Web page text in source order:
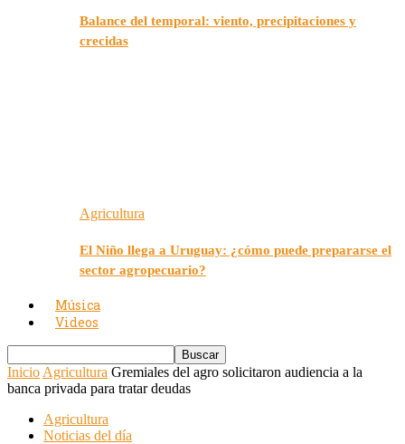
Balance del temporal: viento, precipitaciones y
crecidas
Agricultura
El Niño llega a Uruguay: ¿cómo puede prepararse el
sector agropecuario?
Música
Videos
Inicio Agricultura Gremiales del agro solicitaron audiencia a la
banca privada para tratar deudas
Agricultura
Noticias del día